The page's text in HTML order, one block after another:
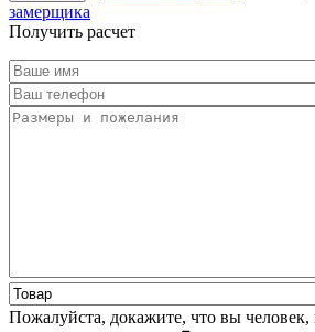
замерщика
Получить расчет
Пожалуйста, докажите, что вы человек,